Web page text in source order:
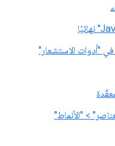
"أدوات الاستشعار"